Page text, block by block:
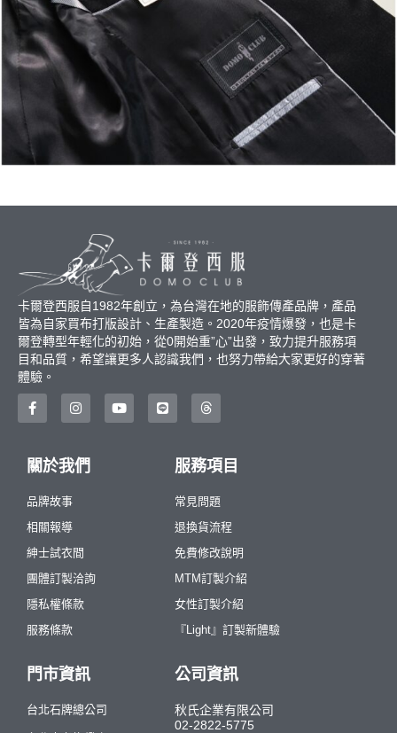
卡爾登西服自1982年創立，為台灣在地的服飾傳產品牌，產品
皆為自家買布打版設計、生產製造。2020年疫情爆發，也是卡
爾登轉型年輕化的初始，從0開始重”心”出發，致力提升服務項
目和品質，希望讓更多人認識我們，也努力帶給大家更好的穿著
體驗。
關於我們
品牌故事
相關報導
紳士試衣間
團體訂製洽詢
隱私權條款
服務條款
服務項目
常見問題
退換貨流程
免費修改說明
MTM訂製介紹
女性訂製介紹
『Light』訂製新體驗
門市資訊
台北石牌總公司
公司資訊
秋氏企業有限公司
02-2822-5775